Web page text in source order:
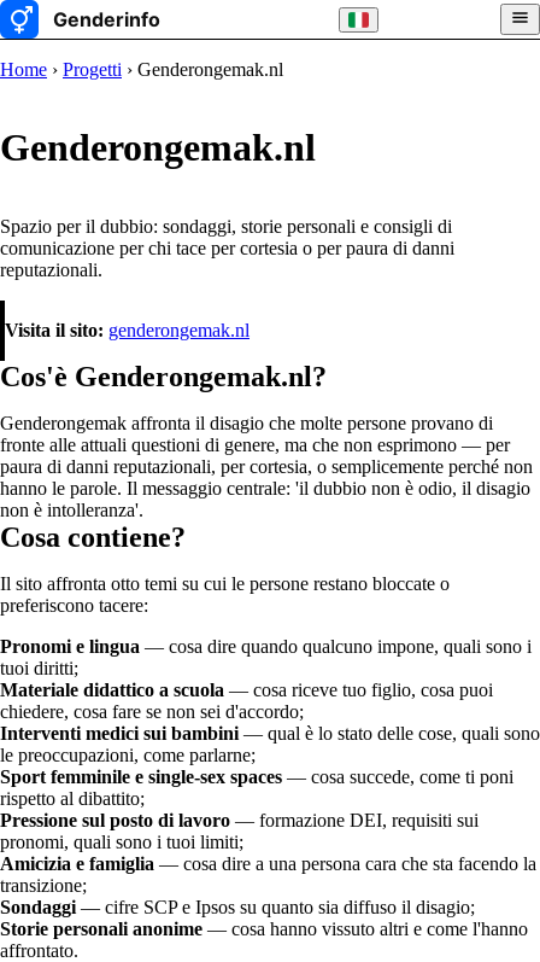
Home › Progetti › Genderongemak.nl
Genderongemak.nl
Spazio per il dubbio: sondaggi, storie personali e consigli di
comunicazione per chi tace per cortesia o per paura di danni
reputazionali.
Visita il sito: genderongemak.nl
Cos'è Genderongemak.nl?
Genderongemak affronta il disagio che molte persone provano di
fronte alle attuali questioni di genere, ma che non esprimono — per
paura di danni reputazionali, per cortesia, o semplicemente perché non
hanno le parole. Il messaggio centrale: 'il dubbio non è odio, il disagio
non è intolleranza'.
Cosa contiene?
Il sito affronta otto temi su cui le persone restano bloccate o
preferiscono tacere:
Pronomi e lingua — cosa dire quando qualcuno impone, quali sono i
tuoi diritti;
Materiale didattico a scuola — cosa riceve tuo figlio, cosa puoi
chiedere, cosa fare se non sei d'accordo;
Interventi medici sui bambini — qual è lo stato delle cose, quali sono
le preoccupazioni, come parlarne;
Sport femminile e single-sex spaces — cosa succede, come ti poni
rispetto al dibattito;
Pressione sul posto di lavoro — formazione DEI, requisiti sui
pronomi, quali sono i tuoi limiti;
Amicizia e famiglia — cosa dire a una persona cara che sta facendo la
transizione;
Sondaggi — cifre SCP e Ipsos su quanto sia diffuso il disagio;
Storie personali anonime — cosa hanno vissuto altri e come l'hanno
affrontato.